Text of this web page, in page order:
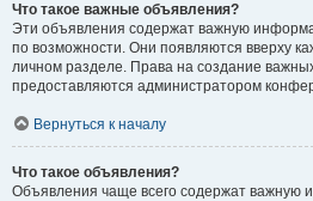
Что такое важные объявления?
Эти объявления содержат важную
по возможности. Они появляются вверху
личном разделе. Права на создание
предоставляются администратором
Вернуться к началу
Что такое объявления?
Объявления чаще всего содержат